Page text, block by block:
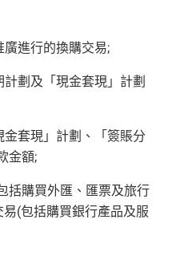
進行的換購交易;
劃及「現金套現」計劃
金套現」計劃、「簽賬分
金額;
括購買外匯、匯票及旅行
易(包括購買銀行產品及服